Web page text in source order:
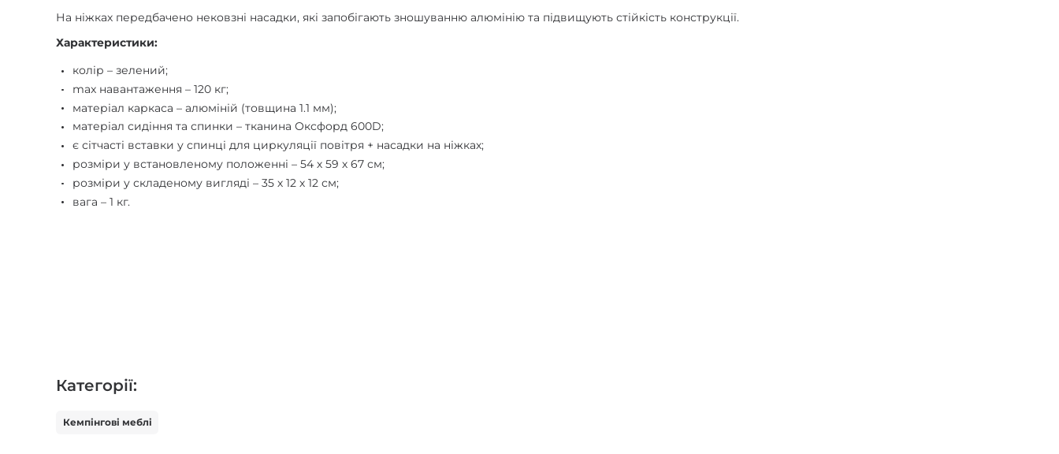
На ніжках передбачено нековзні насадки, які запобігають зношуванню алюмінію та підвищують стійкість конструкції.
Характеристики:
колір – зелений;
max навантаження – 120 кг;
матеріал каркаса – алюміній (товщина 1.1 мм);
матеріал сидіння та спинки – тканина Оксфорд 600D;
є сітчасті вставки у спинці для циркуляції повітря + насадки на ніжках;
розміри у встановленому положенні – 54 х 59 х 67 см;
розміри у складеному вигляді – 35 х 12 х 12 см;
вага – 1 кг.
Категорії:
Кемпінгові меблі